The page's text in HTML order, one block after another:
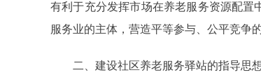
有利于充分发挥市场在养老服务资源配置
服务业的主体，营造平等参与、公平竞争
二、建设社区养老服务驿站的指导思